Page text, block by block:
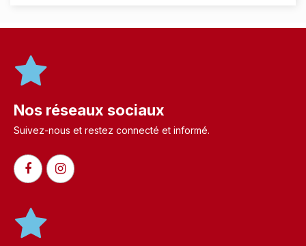
Nos réseaux sociaux
Suivez-nous et restez connecté et informé.​